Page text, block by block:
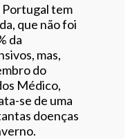
Portugal tem
que não foi
da
mas,
do
Médico,
se de uma
doenças